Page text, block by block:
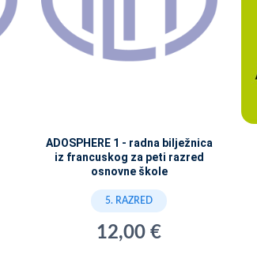
ADOSPHERE 1 - radna bilježnica
iz francuskog za peti razred
osnovne škole
5. RAZRED
12,00 €